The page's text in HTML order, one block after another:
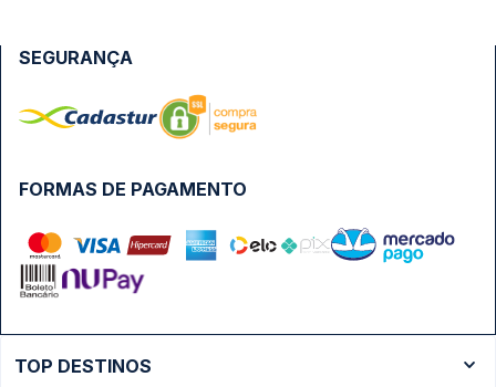
FORMAS DE PAGAMENTO
SEGURANÇA
TOP DESTINOS